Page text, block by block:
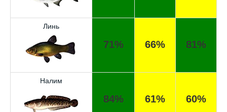
Линь
71% 66% 81%
Налим
84% 61% 60%